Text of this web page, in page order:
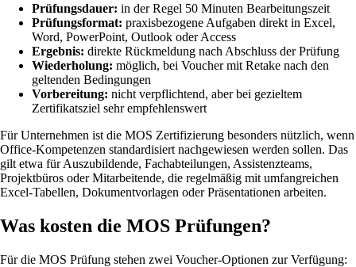
Prüfungsdauer: in der Regel 50 Minuten Bearbeitungszeit
Prüfungsformat: praxisbezogene Aufgaben direkt in Excel,
Word, PowerPoint, Outlook oder Access
Ergebnis: direkte Rückmeldung nach Abschluss der Prüfung
Wiederholung: möglich, bei Voucher mit Retake nach den
geltenden Bedingungen
Vorbereitung: nicht verpflichtend, aber bei gezieltem
Zertifikatsziel sehr empfehlenswert
Für Unternehmen ist die MOS Zertifizierung besonders nützlich, wenn
Office-Kompetenzen standardisiert nachgewiesen werden sollen. Das
gilt etwa für Auszubildende, Fachabteilungen, Assistenzteams,
Projektbüros oder Mitarbeitende, die regelmäßig mit umfangreichen
Excel-Tabellen, Dokumentvorlagen oder Präsentationen arbeiten.
Was kosten die MOS Prüfungen?
Für die MOS Prüfung stehen zwei Voucher-Optionen zur Verfügung: